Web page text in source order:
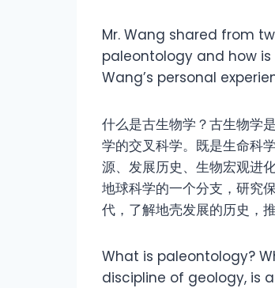
Mr. Wang shared from
paleontology and how
Wang’s personal
什么是古生物学？古生物学
学的交叉科学。既是生命科
源、发展历史、生物宏观进
地球科学的一个分支，研究
代，了解地壳发展的历史，
What is paleontology?
discipline of geology, is